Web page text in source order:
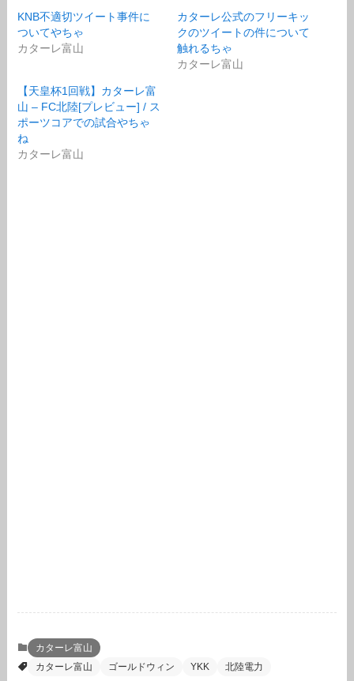
KNB不適切ツイート事件に
ついてやちゃ
カターレ富山
カターレ公式のフリーキッ
クのツイートの件について
触れるちゃ
カターレ富山
【天皇杯1回戦】カターレ富
山 – FC北陸[プレビュー] / ス
ポーツコアでの試合やちゃ
ね
カターレ富山
カターレ富山
カターレ富山
ゴールドウィン YKK 北陸電力